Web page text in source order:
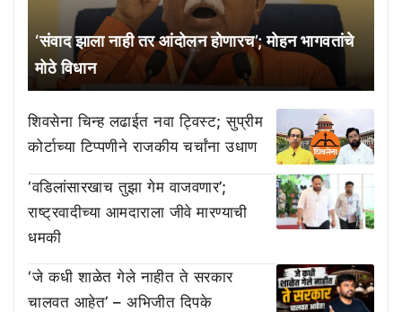
‘संवाद झाला नाही तर आंदोलन होणारच’; मोहन भागवतांचे
मोठे विधान
शिवसेना चिन्ह लढाईत नवा ट्विस्ट; सुप्रीम
कोर्टाच्या टिप्पणीने राजकीय चर्चांना उधाण
‘वडिलांसारखाच तुझा गेम वाजवणार’;
राष्ट्रवादीच्या आमदाराला जीवे मारण्याची
धमकी
‘जे कधी शाळेत गेले नाहीत ते सरकार
चालवत आहेत’ – अभिजीत दिपके